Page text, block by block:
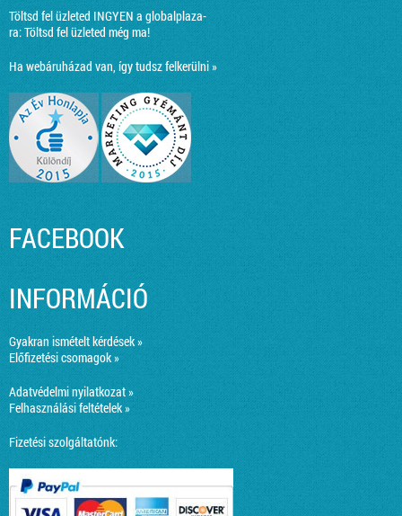
Töltsd fel üzleted INGYEN a globalplaza-
ra:Töltsd fel üzleted még ma!
Ha webáruházad van, így tudsz felkerülni »
FACEBOOK
INFORMÁCIÓ
Gyakran ismételt kérdések »
Előfizetési csomagok »
Adatvédelmi nyilatkozat »
Felhasználási feltételek »
Fizetési szolgáltatónk: